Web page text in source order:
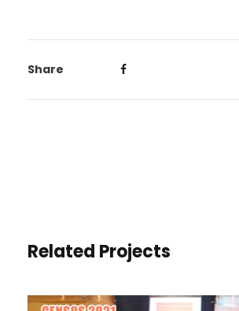
Share
Related Projects